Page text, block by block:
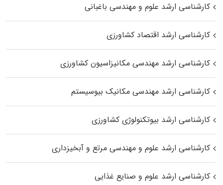
کارشناسی ارشد علوم و مهندسی باغبانی
کارشناسی ارشد اقتصاد کشاورزی
کارشناسی ارشد مهندسی مکانیزاسیون کشاورزی
کارشناسی ارشد مهندسی مکانیک بیوسیستم
کارشناسی ارشد بیوتکنولوژی کشاورزی
کارشناسی ارشد علوم و مهندسی مرتع و آبخیزداری
کارشناسی ارشد علوم و صنایع غذایی